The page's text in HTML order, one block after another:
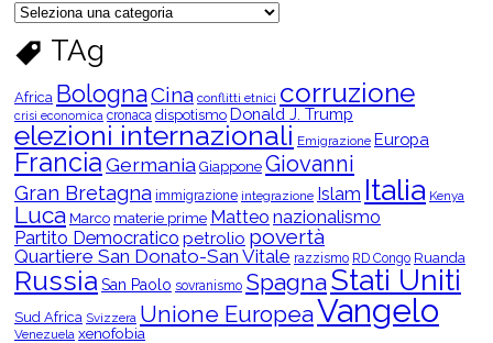
C
e
c
a
e
r
C
a
t
e
g
o
r
i
e
TAg
Africa BolognaCina conflitti etnici corruzione
crisi economica cronaca dispotismo Donald J. Trump
elezioni internazionali Emigrazione Europa
FranciaGermania Giappone Giovanni
Gran Bretagna immigrazione integrazione Islam Italia Kenya
Luca Marco materie prime Matteo nazionalismo
Partito Democratico petrolio povertà
Quartiere San Donato-San Vitale razzismo RD Congo Ruanda
Russia San Paolo sovranismo SpagnaStati Uniti
Sud Africa Svizzera Unione EuropeaVangelo
Venezuela xenofobia